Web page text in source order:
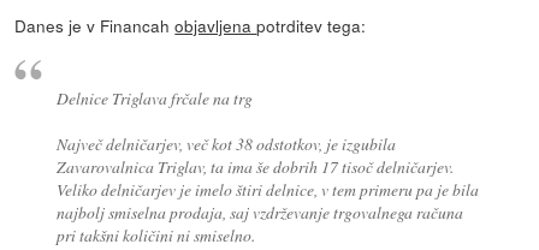
Danes je v Financahobjavljenapotrditev tega:
Delnice Triglava frčale na trg
Največ delničarjev, več kot 38 odstotkov, je izgubila
Zavarovalnica Triglav, ta ima še dobrih 17 tisoč delničarjev.
Veliko delničarjev je imelo štiri delnice, v tem primeru pa je bila
najbolj smiselna prodaja, saj vzdrževanje trgovalnega računa
pri takšni količini ni smiselno.